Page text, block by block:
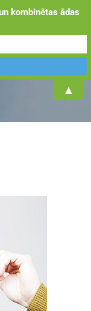
kombinētas ādas
▲